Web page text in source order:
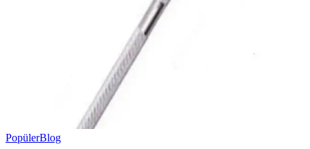
PopülerBlog